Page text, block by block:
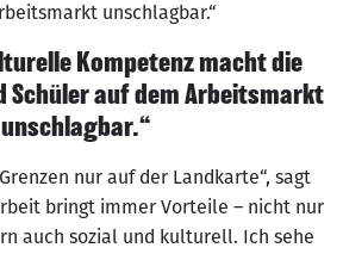
unschlagbar.“
Kompetenz macht die
Schüler auf dem Arbeitsmarkt
unschlagbar.“
nur auf der Landkarte“, sagt
bringt immer Vorteile – nicht nur
auch sozial und kulturell. Ich sehe